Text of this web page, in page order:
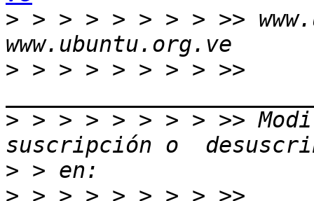
> > > > > > > > >>
> > > > > > > > >>
> > > > > > > > >>
>
>